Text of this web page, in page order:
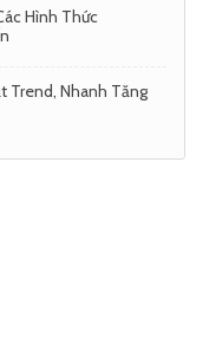
Hình Thức
Trend, Nhanh Tăng